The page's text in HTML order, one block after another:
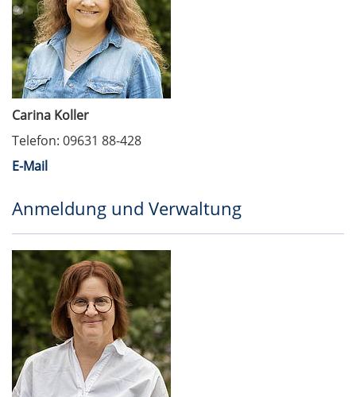
Carina Koller
Telefon: 09631 88-428
E-Mail
Anmeldung und Verwaltung